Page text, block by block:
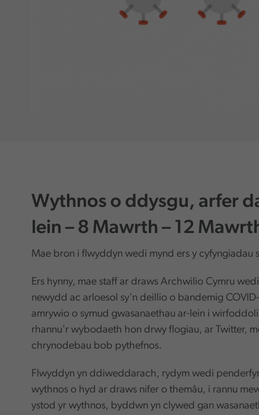
Wythnos o ddysgu, arfer
lein – 8 Mawrth – 12
Mae bron i flwyddyn wedi mynd ers y cyfyngiadau
Ers hynny, mae staff ar draws Archwilio Cymru
newydd ac arloesol sy'n deillio o bandemig
amrywio o symud gwasanaethau ar-lein i wirfoddoli
rhannu'r wybodaeth hon drwy flogiau, ar Twitter,
chrynodebau bob pythefnos.
Flwyddyn yn ddiweddarach, rydym wedi
wythnos o hyd ar draws nifer o themâu, i rannu
ystod yr wythnos, byddwn yn clywed gan